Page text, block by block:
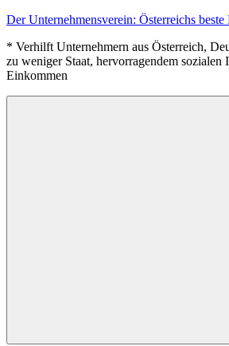
Zum
springen
Der Unternehmensverein: Österreichs
* Verhilft Unternehmern aus Österreich,
zu weniger Staat, hervorragendem sozialen
Einkommen